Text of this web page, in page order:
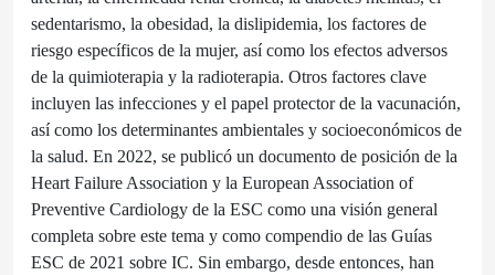
sedentarismo, la obesidad, la dislipidemia, los factores de
riesgo específicos de la mujer, así como los efectos adversos
de la quimioterapia y la radioterapia. Otros factores clave
incluyen las infecciones y el papel protector de la vacunación,
así como los determinantes ambientales y socioeconómicos de
la salud. En 2022, se publicó un documento de posición de la
Heart Failure Association y la European Association of
Preventive Cardiology de la ESC como una visión general
completa sobre este tema y como compendio de las Guías
ESC de 2021 sobre IC. Sin embargo, desde entonces, han